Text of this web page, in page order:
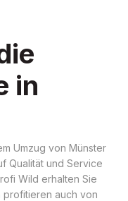
in
Umzug von Münster
Qualität und Service
Wild erhalten Sie
profitieren auch von